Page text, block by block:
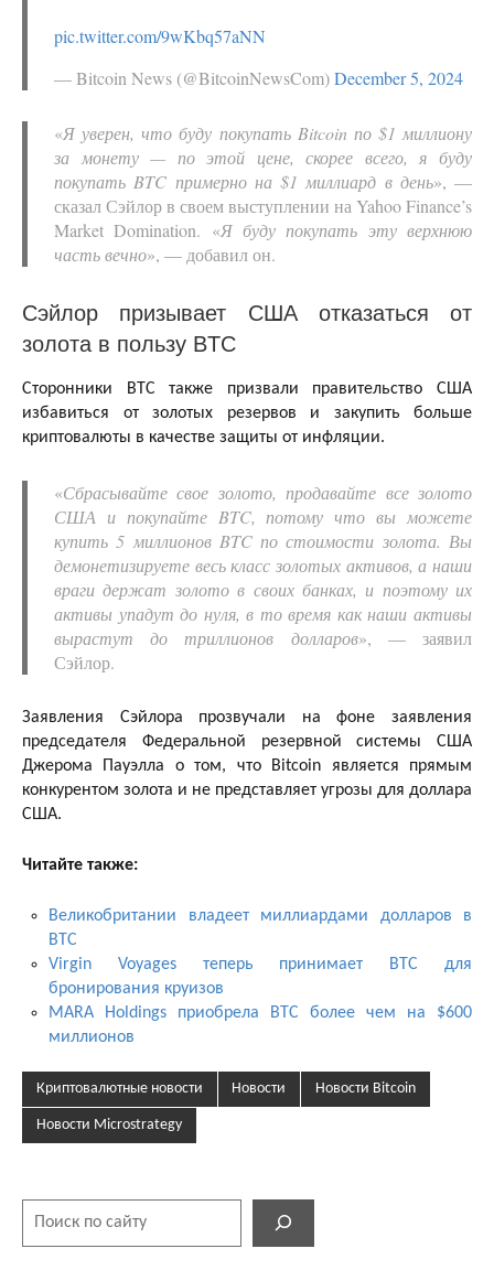
pic.twitter.com/9wKbq57aNN
— Bitcoin News (@BitcoinNewsCom)December 5, 2024
«Я уверен, что буду покупать Bitcoin по $1 миллиону
за монету — по этой цене, скорее всего, я буду
покупать BTC примерно на $1 миллиард в день», —
сказал Сэйлор в своем выступлении на Yahoo Finance’s
Market Domination. «Я буду покупать эту верхнюю
часть вечно», — добавил он.
Сэйлор призывает США отказаться от
золота в пользу BTC
Сторонники BTC также призвали правительство США
избавиться от золотых резервов и закупить больше
криптовалюты в качестве защиты от инфляции.
«Сбрасывайте свое золото, продавайте все золото
США и покупайте BTC, потому что вы можете
купить 5 миллионов BTC по стоимости золота. Вы
демонетизируете весь класс золотых активов, а наши
враги держат золото в своих банках, и поэтому их
активы упадут до нуля, в то время как наши активы
вырастут до триллионов долларов», — заявил
Сэйлор.
Заявления Сэйлора прозвучали на фоне заявления
председателя Федеральной резервной системы США
Джерома Пауэлла о том, что Bitcoin является прямым
конкурентом золота и не представляет угрозы для доллара
США.
Читайте также:
Великобритании владеет миллиардами долларов в
BTC
Virgin Voyages теперь принимает BTC для
бронирования круизов
MARA Holdings приобрела BTC более чем на $600
миллионов
Криптовалютные новости Новости Новости Bitcoin
Новости Microstrategy